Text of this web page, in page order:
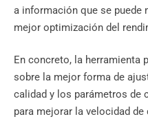
a información que se puede
mejor optimización del
En concreto, la herramienta
sobre la mejor forma de
calidad y los parámetros de
para mejorar la velocidad